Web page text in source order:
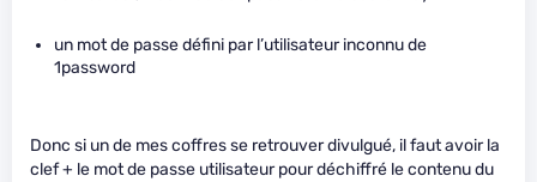
un mot de passe défini par l’utilisateur inconnu de
1password
Donc si un de mes coffres se retrouver divulgué, il faut avoir la
clef + le mot de passe utilisateur pour déchiffré le contenu du